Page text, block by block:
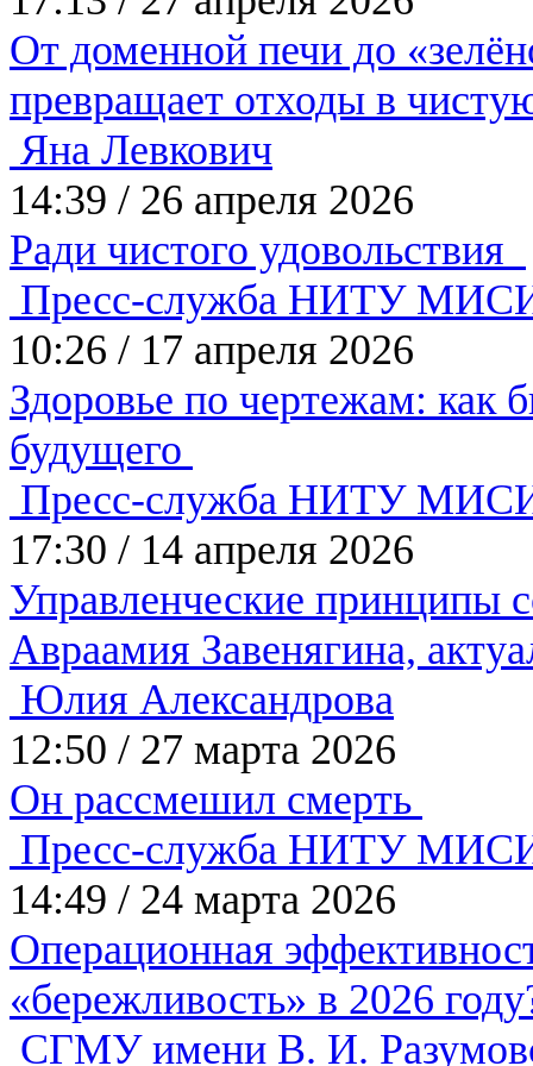
От доменной печи до
превращает отходы в
Яна Левкович
14:39 / 26 апреля 2026
Ради чистого удовольствия
Пресс-служба НИТУ
10:26 / 17 апреля 2026
Здоровье по чертежам: как
будущего
Пресс-служба НИТУ
17:30 / 14 апреля 2026
Управленческие принципы
Авраамия Завенягина,
Юлия Александрова
12:50 / 27 марта 2026
Он рассмешил смерть
Пресс-служба НИТУ
14:49 / 24 марта 2026
Операционная
«бережливость» в 2026
СГМУ имени В. И.